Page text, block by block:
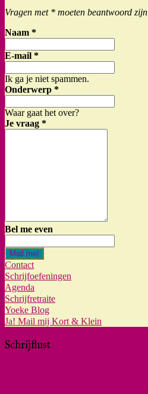
Vragen met * moeten beantwoord zijn
Naam *
E-mail *
Ik ga je niet spammen.
Onderwerp *
Waar gaat het over?
Je vraag *
Bel me even
Mail me!
Contact
Schrijfoefeningen
Agenda
Schrijfretraite
Yoeke Blog
Ja! Mail mij Kort & Klein
Schrijflust